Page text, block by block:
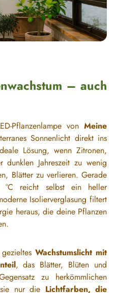
– auch
Pflanzenlampe von Meine
Sonnenlicht direkt ins
Lösung, wenn Zitronen,
Jahreszeit zu wenig
Blätter zu verlieren. Gerade
°C reicht selbst ein heller
Isolierverglasung filtert
heraus, die deine Pflanzen
Wachstumslicht mit
, das Blätter, Blüten und
zu herkömmlichen
nur die Lichtfarben, die